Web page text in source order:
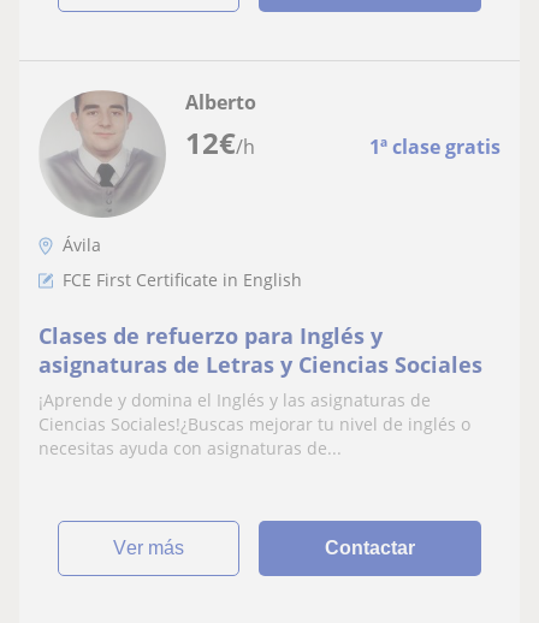
12€/h 1ª clase gratis
Alberto
Ávila
FCE First Certificate in English
Clases de refuerzo para Inglés y
asignaturas de Letras y Ciencias Sociales
¡Aprende y domina el Inglés y las asignaturas de
Ciencias Sociales!¿Buscas mejorar tu nivel de inglés o
necesitas ayuda con asignaturas de...
ver más Contactar